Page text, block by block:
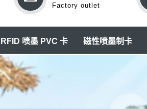
Factory outlet
RFID 喷墨 PVC 卡 磁性喷墨制卡